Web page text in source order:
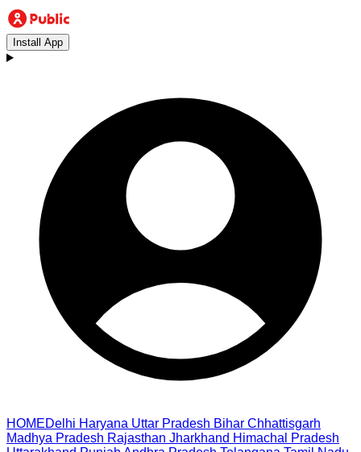
Install App
HOMEDelhi Haryana Uttar Pradesh Bihar Chhattisgarh
Madhya Pradesh Rajasthan Jharkhand Himachal Pradesh